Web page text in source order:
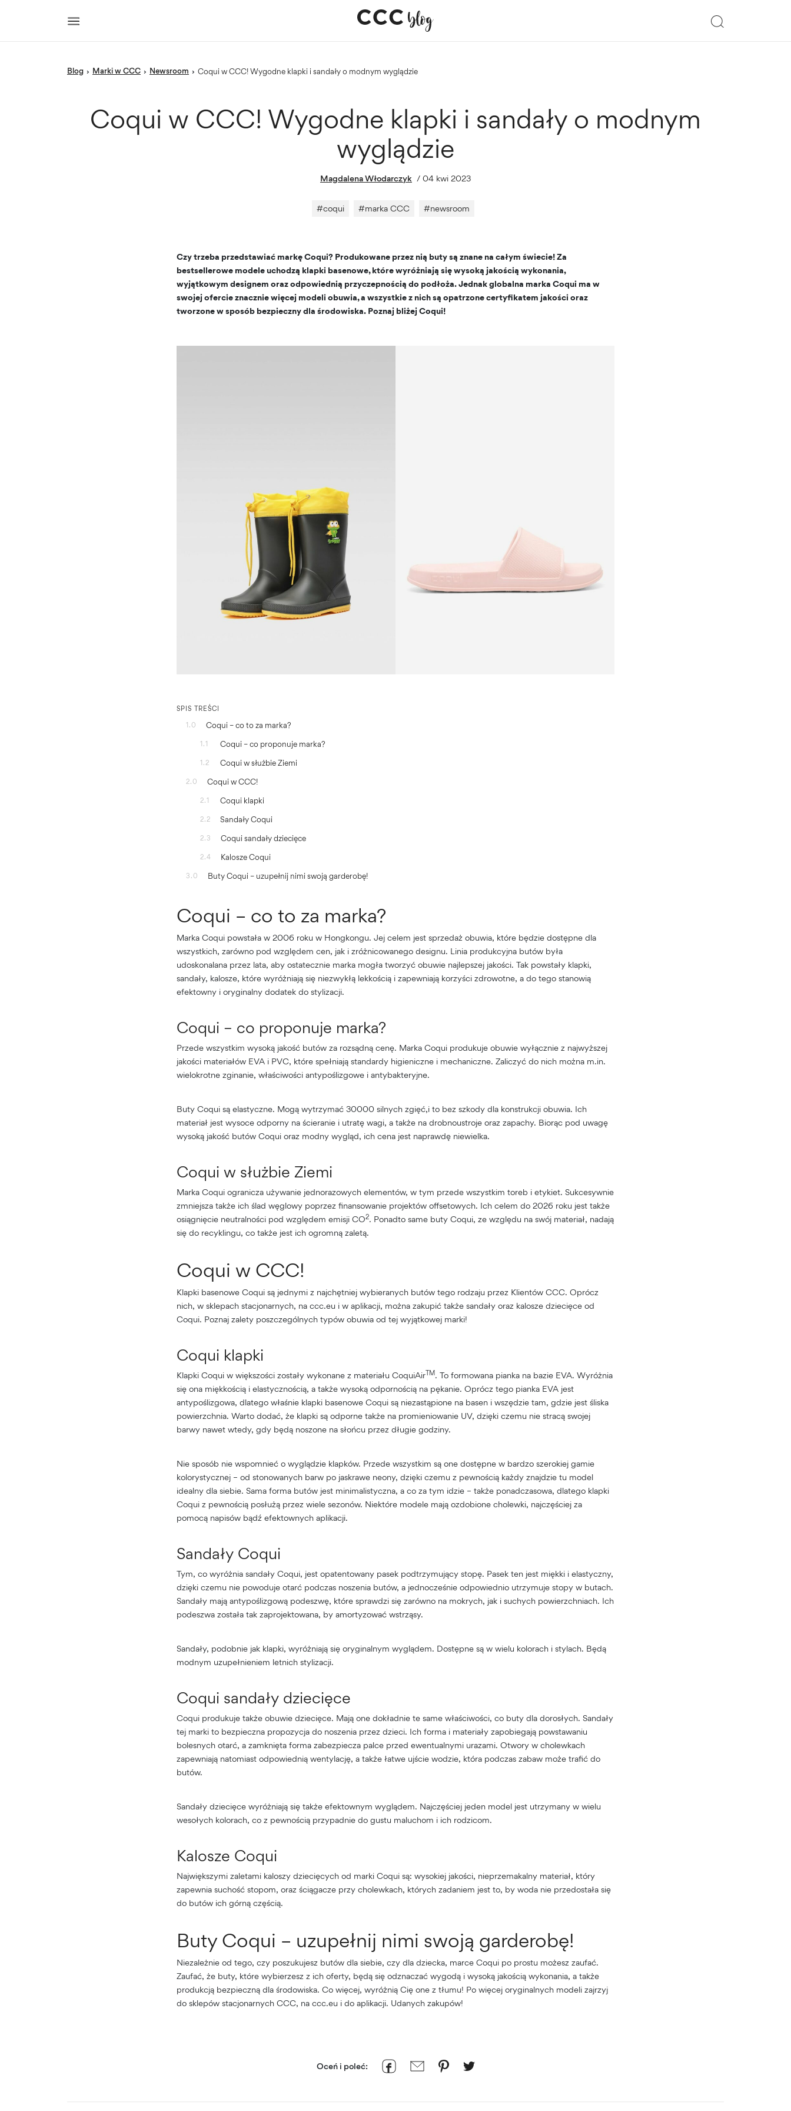
blog › Marki w CCC › newsroom › Coqui w CCC! Wygodne klapki i sandały o modnym wyglądzie
Coqui w CCC! Wygodne klapki i sandały o modnym
wyglądzie
Magdalena Włodarczyk / 04 kwi 2023
#coqui #marka CCC #newsroom
Czy trzeba przedstawiać markę Coqui? Produkowane przez nią buty są znane na całym świecie! Za
bestsellerowe modele uchodzą klapki basenowe, które wyróżniają się wysoką jakością wykonania,
wyjątkowym designem oraz odpowiednią przyczepnością do podłoża. Jednak globalna marka Coqui ma w
swojej ofercie znacznie więcej modeli obuwia, a wszystkie z nich są opatrzone certyfikatem jakości oraz
tworzone w sposób bezpieczny dla środowiska. Poznaj bliżej Coqui!
SPIS TREŚCI
1.0
Coqui – co to za marka?
1.1 Coqui – co proponuje marka?
1.2 Coqui w służbie Ziemi
2.0 Coqui w CCC!
2.1 Coqui klapki
2.2 Sandały Coqui
2.3 Coqui sandały dziecięce
2.4 Kalosze Coqui
3.0 Buty Coqui – uzupełnij nimi swoją garderobę!
Coqui – co to za marka?
Marka Coqui powstała w 2006 roku w Hongkongu. Jej celem jest sprzedaż obuwia, które będzie dostępne dla
wszystkich, zarówno pod względem cen, jak i zróżnicowanego designu. Linia produkcyjna butów była
udoskonalana przez lata, aby ostatecznie marka mogła tworzyć obuwie najlepszej jakości. Tak powstały klapki,
sandały, kalosze, które wyróżniają się niezwykłą lekkością i zapewniają korzyści zdrowotne, a do tego stanowią
efektowny i oryginalny dodatek do stylizacji.
Coqui – co proponuje marka?
Przede wszystkim wysoką jakość butów za rozsądną cenę. Marka Coqui produkuje obuwie wyłącznie z najwyższej
jakości materiałów EVA i PVC, które spełniają standardy higieniczne i mechaniczne. Zaliczyć do nich można m.in.
wielokrotne zginanie, właściwości antypoślizgowe i antybakteryjne.
Buty Coqui są elastyczne. Mogą wytrzymać 30000 silnych zgięć,i to bez szkody dla konstrukcji obuwia. Ich
materiał jest wysoce odporny na ścieranie i utratę wagi, a także na drobnoustroje oraz zapachy. Biorąc pod uwagę
wysoką jakość butów Coqui oraz modny wygląd, ich cena jest naprawdę niewielka.
Coqui w służbie Ziemi
Marka Coqui ogranicza używanie jednorazowych elementów, w tym przede wszystkim toreb i etykiet. Sukcesywnie
zmniejsza także ich ślad węglowy poprzez finansowanie projektów offsetowych. Ich celem do 2026 roku jest także
osiągnięcie neutralności pod względem emisji CO2. Ponadto same buty Coqui, ze względu na swój materiał, nadają
się do recyklingu, co także jest ich ogromną zaletą.
Coqui w CCC!
Klapki basenowe Coqui są jednymi z najchętniej wybieranych butów tego rodzaju przez Klientów CCC. Oprócz
nich, w sklepach stacjonarnych, na ccc.eu i w aplikacji, można zakupić także sandały oraz kalosze dziecięce od
Coqui. Poznaj zalety poszczególnych typów obuwia od tej wyjątkowej marki!
Coqui klapki
Klapki Coqui w większości zostały wykonane z materiału CoquiAirTM. To formowana pianka na bazie EVA. Wyróżnia
się ona miękkością i elastycznością, a także wysoką odpornością na pękanie. Oprócz tego pianka EVA jest
antypoślizgowa, dlatego właśnie klapki basenowe Coqui są niezastąpione na basen i wszędzie tam, gdzie jest śliska
powierzchnia. Warto dodać, że klapki są odporne także na promieniowanie UV, dzięki czemu nie stracą swojej
barwy nawet wtedy, gdy będą noszone na słońcu przez długie godziny.
Nie sposób nie wspomnieć o wyglądzie klapków. Przede wszystkim są one dostępne w bardzo szerokiej gamie
kolorystycznej – od stonowanych barw po jaskrawe neony, dzięki czemu z pewnością każdy znajdzie tu model
idealny dla siebie. Sama forma butów jest minimalistyczna, a co za tym idzie – także ponadczasowa, dlatego klapki
Coqui z pewnością posłużą przez wiele sezonów. Niektóre modele mają ozdobione cholewki, najczęściej za
pomocą napisów bądź efektownych aplikacji.
Sandały Coqui
Tym, co wyróżnia sandały Coqui, jest opatentowany pasek podtrzymujący stopę. Pasek ten jest miękki i elastyczny,
dzięki czemu nie powoduje otarć podczas noszenia butów, a jednocześnie odpowiednio utrzymuje stopy w butach.
Sandały mają antypoślizgową podeszwę, które sprawdzi się zarówno na mokrych, jak i suchych powierzchniach. Ich
podeszwa została tak zaprojektowana, by amortyzować wstrząsy.
Sandały, podobnie jak klapki, wyróżniają się oryginalnym wyglądem. Dostępne są w wielu kolorach i stylach. Będą
modnym uzupełnieniem letnich stylizacji.
Coqui sandały dziecięce
Coqui produkuje także obuwie dziecięce. Mają one dokładnie te same właściwości, co buty dla dorosłych. Sandały
tej marki to bezpieczna propozycja do noszenia przez dzieci. Ich forma i materiały zapobiegają powstawaniu
bolesnych otarć, a zamknięta forma zabezpiecza palce przed ewentualnymi urazami. Otwory w cholewkach
zapewniają natomiast odpowiednią wentylację, a także łatwe ujście wodzie, która podczas zabaw może trafić do
butów.
Sandały dziecięce wyróżniają się także efektownym wyglądem. Najczęściej jeden model jest utrzymany w wielu
wesołych kolorach, co z pewnością przypadnie do gustu maluchom i ich rodzicom.
Kalosze Coqui
Największymi zaletami kaloszy dziecięcych od marki Coqui są: wysokiej jakości, nieprzemakalny materiał, który
zapewnia suchość stopom, oraz ściągacze przy cholewkach, których zadaniem jest to, by woda nie przedostała się
do butów ich górną częścią.
Buty Coqui – uzupełnij nimi swoją garderobę!
Niezależnie od tego, czy poszukujesz butów dla siebie, czy dla dziecka, marce Coqui po prostu możesz zaufać.
Zaufać, że buty, które wybierzesz z ich oferty, będą się odznaczać wygodą i wysoką jakością wykonania, a także
produkcją bezpieczną dla środowiska. Co więcej, wyróżnią Cię one z tłumu! Po więcej oryginalnych modeli zajrzyj
do sklepów stacjonarnych CCC, na ccc.eu i do aplikacji. Udanych zakupów!
Oceń i poleć: